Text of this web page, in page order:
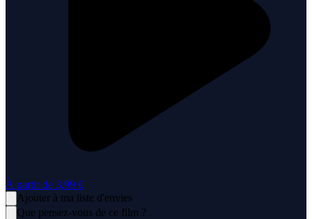
À partir de 3,99 €
Ajouter à ma liste d'envies
Que pensez-vous de ce film ?